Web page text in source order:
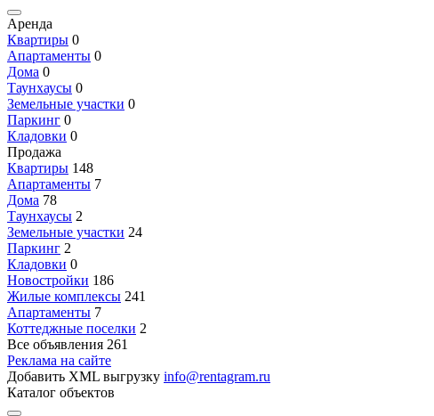
Аренда
Квартиры 0
Апартаменты 0
Дома 0
Таунхаусы 0
Земельные участки 0
Паркинг 0
Кладовки 0
Продажа
Квартиры 148
Апартаменты 7
Дома 78
Таунхаусы 2
Земельные участки 24
Паркинг 2
Кладовки 0
Новостройки 186
Жилые комплексы 241
Апартаменты 7
Коттеджные поселки 2
Все объявления 261
Реклама на сайте
Добавить XML выгрузку info@rentagram.ru
Каталог объектов